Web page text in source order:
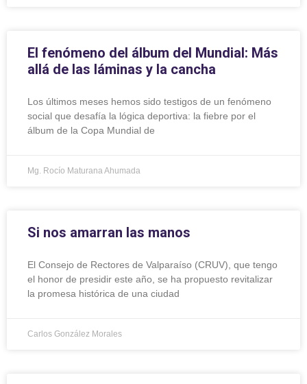
El fenómeno del álbum del Mundial: Más
allá de las láminas y la cancha
Los últimos meses hemos sido testigos de un fenómeno
social que desafía la lógica deportiva: la fiebre por el
álbum de la Copa Mundial de
Mg. Rocío Maturana Ahumada
Si nos amarran las manos
El Consejo de Rectores de Valparaíso (CRUV), que tengo
el honor de presidir este año, se ha propuesto revitalizar
la promesa histórica de una ciudad
Carlos González Morales